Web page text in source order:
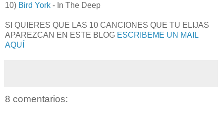
10) Bird York - In The Deep
SI QUIERES QUE LAS 10 CANCIONES QUE TU ELIJAS
APAREZCAN EN ESTE BLOG ESCRIBEME UN MAIL
AQUÍ
8 comentarios: